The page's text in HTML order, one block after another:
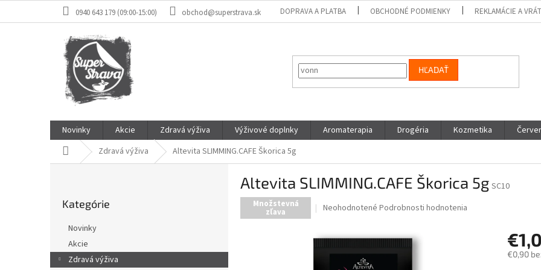
0940 643 179 (09:00-15:00) obchod@superstrava.sk DOPRAVA A PLATBA OBCHODNÉ PODMIENKY REKLAMÁCIE A
HĽADAŤ
Novinky Akcie Zdravá výživa Výživové doplnky Aromaterapia Drogéria Kozmetika
Domov Zdravá výživa Altevita SLIMMING.CAFE Škorica 5g
a
kategórie
Kategórie
Novinky
Akcie
Zdravá výživa
Altevita SLIMMING.CAFE Škorica 5g SC10
Množstevná
zľava
Priemerné
je
0,0
Neohodnotené Podrobnosti hodnotenia
€0,90